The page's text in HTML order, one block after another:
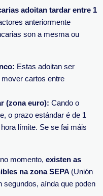
adoitan tardar entre 1
anteriormente
son a mesma ou
Estas adoitan ser
cartos entre
(zona euro): Cando o
o prazo estándar é de 1
límite. Se se fai máis
momento, existen as
na zona SEPA (Unión
segundos, aínda que poden